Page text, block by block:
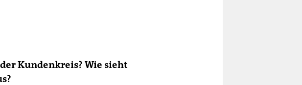
Kundenkreis? Wie sieht